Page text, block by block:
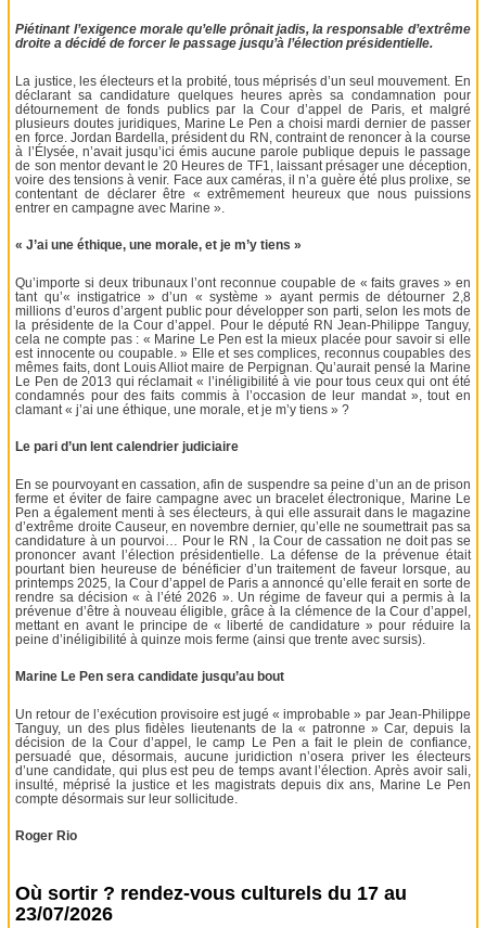
Piétinant l’exigence morale qu’elle prônait jadis, la responsable d’extrême
droite a décidé de forcer le passage jusqu’à l’élection présidentielle.
La justice, les électeurs et la probité, tous méprisés d’un seul mouvement. En
déclarant sa candidature quelques heures après sa condamnation pour
détournement de fonds publics par la Cour d’appel de Paris, et malgré
plusieurs doutes juridiques, Marine Le Pen a choisi mardi dernier de passer
en force. Jordan Bardella, président du RN, contraint de renoncer à la course
à l’Élysée, n’avait jusqu’ici émis aucune parole publique depuis le passage
de son mentor devant le 20 Heures de TF1, laissant présager une déception,
voire des tensions à venir. Face aux caméras, il n’a guère été plus prolixe, se
contentant de déclarer être « extrêmement heureux que nous puissions
entrer en campagne avec Marine ».
« J’ai une éthique, une morale, et je m’y tiens »
Qu’importe si deux tribunaux l’ont reconnue coupable de « faits graves » en
tant qu’« instigatrice » d’un « système » ayant permis de détourner 2,8
millions d’euros d’argent public pour développer son parti, selon les mots de
la présidente de la Cour d’appel. Pour le député RN Jean-Philippe Tanguy,
cela ne compte pas : « Marine Le Pen est la mieux placée pour savoir si elle
est innocente ou coupable. » Elle et ses complices, reconnus coupables des
mêmes faits, dont Louis Alliot maire de Perpignan. Qu’aurait pensé la Marine
Le Pen de 2013 qui réclamait « l’inéligibilité à vie pour tous ceux qui ont été
condamnés pour des faits commis à l’occasion de leur mandat », tout en
clamant « j’ai une éthique, une morale, et je m’y tiens » ?
Le pari d’un lent calendrier judiciaire
En se pourvoyant en cassation, afin de suspendre sa peine d’un an de prison
ferme et éviter de faire campagne avec un bracelet électronique, Marine Le
Pen a également menti à ses électeurs, à qui elle assurait dans le magazine
d’extrême droite Causeur, en novembre dernier, qu’elle ne soumettrait pas sa
candidature à un pourvoi… Pour le RN , la Cour de cassation ne doit pas se
prononcer avant l’élection présidentielle. La défense de la prévenue était
pourtant bien heureuse de bénéficier d’un traitement de faveur lorsque, au
printemps 2025, la Cour d’appel de Paris a annoncé qu’elle ferait en sorte de
rendre sa décision « à l’été 2026 ». Un régime de faveur qui a permis à la
prévenue d’être à nouveau éligible, grâce à la clémence de la Cour d’appel,
mettant en avant le principe de « liberté de candidature » pour réduire la
peine d’inéligibilité à quinze mois ferme (ainsi que trente avec sursis).
Marine Le Pen sera candidate jusqu’au bout
Un retour de l’exécution provisoire est jugé « improbable » par Jean-Philippe
Tanguy, un des plus fidèles lieutenants de la « patronne » Car, depuis la
décision de la Cour d’appel, le camp Le Pen a fait le plein de confiance,
persuadé que, désormais, aucune juridiction n’osera priver les électeurs
d’une candidate, qui plus est peu de temps avant l’élection. Après avoir sali,
insulté, méprisé la justice et les magistrats depuis dix ans, Marine Le Pen
compte désormais sur leur sollicitude.
Roger Rio
Où sortir ? rendez-vous culturels du 17 au
23/07/2026